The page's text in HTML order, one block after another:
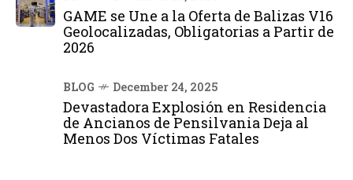
GAME se Une a la Oferta de Balizas V16
Geolocalizadas, Obligatorias a Partir de
2026
BLOG December 24, 2025
Devastadora Explosión en Residencia
de Ancianos de Pensilvania Deja al
Menos Dos Víctimas Fatales